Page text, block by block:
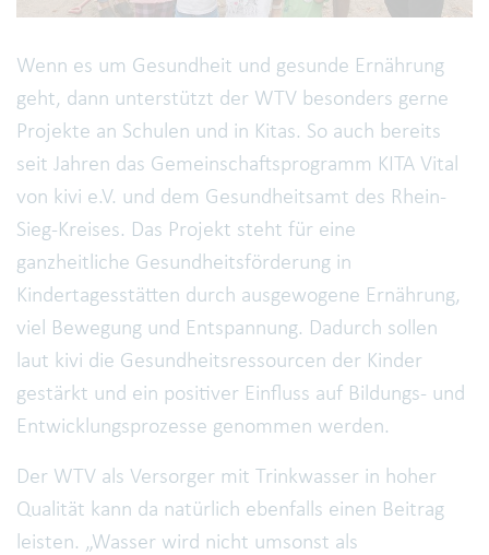
Wenn es um Gesundheit und gesunde Ernährung
geht, dann unterstützt der WTV besonders gerne
Projekte an Schulen und in Kitas. So auch bereits
seit Jahren das Gemeinschaftsprogramm KITA Vital
von kivi e.V. und dem Gesundheitsamt des Rhein-
Sieg-Kreises. Das Projekt steht für eine
ganzheitliche Gesundheitsförderung in
Kindertagesstätten durch ausgewogene Ernährung,
viel Bewegung und Entspannung. Dadurch sollen
laut kivi die Gesundheitsressourcen der Kinder
gestärkt und ein positiver Einfluss auf Bildungs- und
Entwicklungsprozesse genommen werden.
Der WTV als Versorger mit Trinkwasser in hoher
Qualität kann da natürlich ebenfalls einen Beitrag
leisten. „Wasser wird nicht umsonst als